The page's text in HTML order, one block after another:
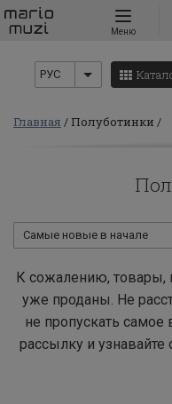
Навигация
Меню
РУС
Главная Полуботинки
Самые новые в начале
К сожалению, товары,
уже проданы. Не
не пропускать
рассылку и